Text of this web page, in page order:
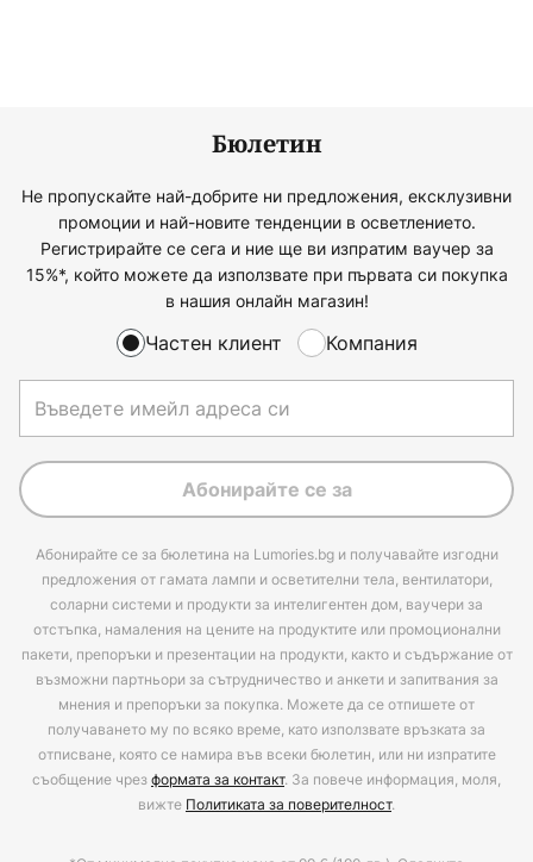
Бюлетин
Не пропускайте най-добрите ни предложения, ексклузивни
промоции и най-новите тенденции в осветлението.
Регистрирайте се сега и ние ще ви изпратим ваучер за
15%*, който можете да използвате при първата си покупка
в нашия онлайн магазин!
Частен клиент Компания
Абонирайте се за
Абонирайте се за бюлетина на Lumories.bg и получавайте изгодни
предложения от гамата лампи и осветителни тела, вентилатори,
соларни системи и продукти за интелигентен дом, ваучери за
отстъпка, намаления на цените на продуктите или промоционални
пакети, препоръки и презентации на продукти, както и съдържание от
възможни партньори за сътрудничество и анкети и запитвания за
мнения и препоръки за покупка. Можете да се отпишете от
получаването му по всяко време, като използвате връзката за
отписване, която се намира във всеки бюлетин, или ни изпратите
съобщение чрезформата за контакт. За повече информация, моля,
вижте Политиката за поверителност.